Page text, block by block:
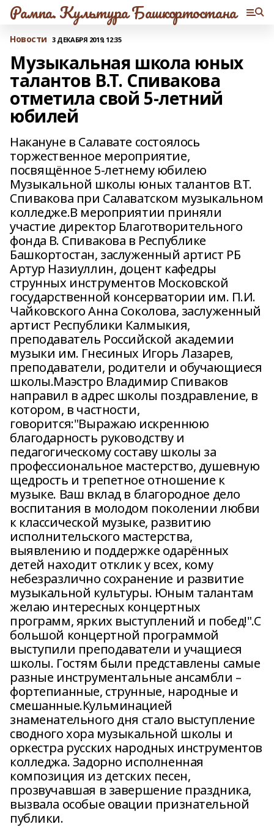
Рампа. Культура Башкортостана
Новости 3 ДЕКАБРЯ 2019, 12:35
Музыкальная школа юных
талантов В.Т. Спивакова
отметила свой 5-летний
юбилей
Накануне в Салавате состоялось
торжественное мероприятие,
посвящённое 5-летнему юбилею
Музыкальной школы юных талантов В.Т.
Спивакова при Салаватском музыкальном
колледже.В мероприятии приняли
участие директор Благотворительного
фонда В. Спивакова в Республике
Башкортостан, заслуженный артист РБ
Артур Назиуллин, доцент кафедры
струнных инструментов Московской
государственной консерватории им. П.И.
Чайковского Анна Соколова, заслуженный
артист Республики Калмыкия,
преподаватель Российской академии
музыки им. Гнесиных Игорь Лазарев,
преподаватели, родители и обучающиеся
школы.Маэстро Владимир Спиваков
направил в адрес школы поздравление, в
котором, в частности,
говорится:"Выражаю искреннюю
благодарность руководству и
педагогическому составу школы за
профессиональное мастерство, душевную
щедрость и трепетное отношение к
музыке. Ваш вклад в благородное дело
воспитания в молодом поколении любви
к классической музыке, развитию
исполнительского мастерства,
выявлению и поддержке одарённых
детей находит отклик у всех, кому
небезразлично сохранение и развитие
музыкальной культуры. Юным талантам
желаю интересных концертных
программ, ярких выступлений и побед!".С
большой концертной программой
выступили преподаватели и учащиеся
школы. Гостям были представлены самые
разные инструментальные ансамбли –
фортепианные, струнные, народные и
смешанные.Кульминацией
знаменательного дня стало выступление
сводного хора музыкальной школы и
оркестра русских народных инструментов
колледжа. Задорно исполненная
композиция из детских песен,
прозвучавшая в завершение праздника,
вызвала особые овации признательной
публики.